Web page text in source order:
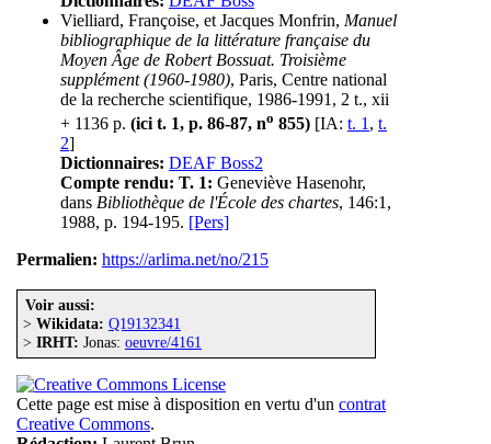
Vielliard, Françoise, et Jacques Monfrin, Manuel
bibliographique de la littérature française du
Moyen Âge de Robert Bossuat. Troisième
supplément (1960-1980), Paris, Centre national
de la recherche scientifique, 1986-1991, 2 t., xii
+ 1136 p. (ici t. 1, p. 86-87, no 855) [IA: t. 1 , t.
2]
Dictionnaires: DEAF Boss2
Compte rendu: T. 1: Geneviève Hasenohr,
dans Bibliothèque de l'École des chartes, 146:1,
1988, p. 194-195. [Pers]
Permalien: https://arlima.net/no/215
Voir aussi:
> Wikidata: Q19132341
> IRHT: Jonas: oeuvre/4161
Cette page est mise à disposition en vertu d'un contrat
Creative Commons.